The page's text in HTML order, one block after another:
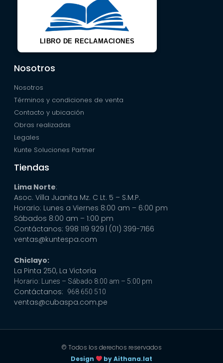
LIBRO DE RECLAMACIONES
Nosotros
Nosotros
Términos y condiciones de venta
Contacto y ubicación
Obras realizadas
Legales
Kunte Soluciones Partner
Tiendas
Lima Norte:
Asoc. Villa Juanita Mz. C Lt. 5 – S.M.P.
Horario: Lunes a Viernes 8:00 am – 6:00 pm
Sábados 8:00 am – 1:00 pm
Contáctanos: 998 119 929 | (01) 399-7166
ventas@kuntespa.com
Chiclayo:
La Pinta 250, La Victoria
Horario: Lunes – Sábado 8:00 am – 5:00 pm
Contáctanos: 968 650 510
ventas@cubaspa.com.pe
© Todos los derechos reservados
Design
by Aithana.lat